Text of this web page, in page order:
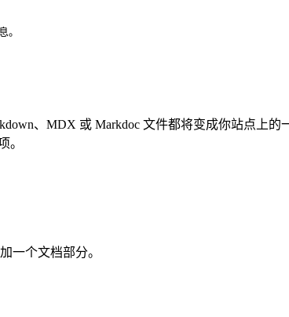
。
、MDX 或 Markdoc 文件都将变成你站点上
。
一个文档部分。